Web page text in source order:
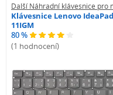
Další Náhradní klávesnice pro
Klávesnice Lenovo IdeaPad
11IGM
80 %
(1 hodnocení)